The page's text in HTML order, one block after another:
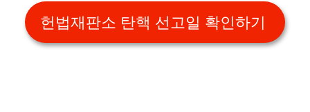
헌법재판소 탄핵 선고일 확인하기